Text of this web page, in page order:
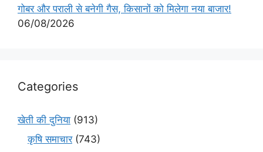
गोबर और पराली से बनेगी गैस, किसानों को मिलेगा नया बाजार!
06/08/2026
Categories
खेती की दुनिया (913)
कृषि समाचार(743)